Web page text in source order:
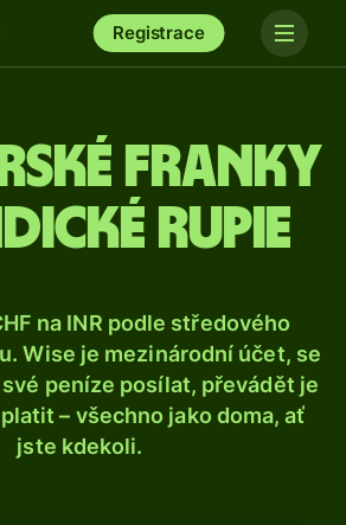
Registrace
franky
rupie
na INR podle středového
Wise je mezinárodní účet, se
peníze posílat, převádět je
– všechno jako doma, ať
jste kdekoli.